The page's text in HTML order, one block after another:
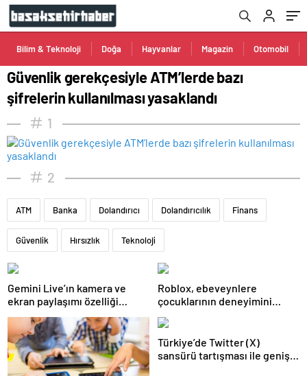
Bilim & Teknoloji Doğa Hayvanlar Magazin Otomobil
Güvenlik gerekçesiyle ATM’lerde bazı
şifrelerin kullanılması yasaklandı
1
2
ATM Banka Dolandırıcı Dolandırıcılık Finans
Güvenlik Hırsızlık Teknoloji
Gemini Live’ın kamera ve
ekran paylaşımı özelliği
Android’de geldi
Roblox, ebeveynlere
çocuklarının deneyimini
kişiselleştirme imkanı sunan
yeni araçlarını duyurdu
Türkiye’de Twitter (X)
sansürü tartışması ile geniş